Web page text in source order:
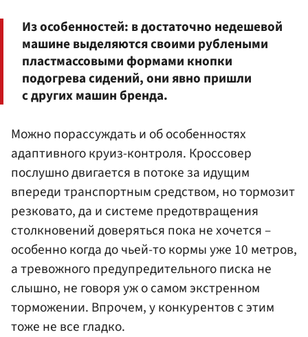
Из особенностей: в достаточно недешевой
машине выделяются своими рублеными
пластмассовыми формами кнопки
подогрева сидений, они явно пришли
с других машин бренда.
Можно порассуждать и об особенностях
адаптивного круиз-контроля. Кроссовер
послушно двигается в потоке за идущим
впереди транспортным средством, но тормозит
резковато, да и системе предотвращения
столкновений доверяться пока не хочется –
особенно когда до чьей-то кормы уже 10 метров,
а тревожного предупредительного писка не
слышно, не говоря уж о самом экстренном
торможении. Впрочем, у конкурентов с этим
тоже не все гладко.